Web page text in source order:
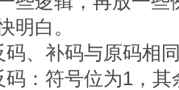
明白。
码、补码与原码相
码：符号位为1，